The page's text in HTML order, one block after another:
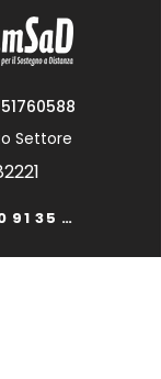
Settore
+39 800 91 35 11